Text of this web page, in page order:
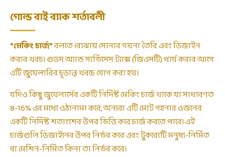
গোল্ড বাই ব্যাক শর্তাবলী
"মেকিং চার্জ"বলতে বোঝায় সোনার গয়না তৈরি এবং ডিজাইন
করার খরচ। গুডস অ্যান্ড সার্ভিসেস ট্যাক্স (জিএসটি) ধার্য করার আগে
এটি জুয়েলারির চূড়ান্ত খরচে যোগ করা হয়।
যদিও কিছু জুয়েলার্সের একটি নির্দিষ্ট মেকিং চার্জ থাকে যা সাধারণত
8-16% এর মধ্যে ওঠানামা করে, অন্যরা এটি মোট গহনার ওজনের
একটি নির্দিষ্ট শতাংশের উপর ভিত্তি করে চার্জ করতে পারে। এই
চার্জগুলি ডিজাইনের উপর নির্ভর করে এবং টুকরোটি মনুষ্য-নির্মিত
বা মেশিন-নির্মিত কিনা তা নির্ভর করে।